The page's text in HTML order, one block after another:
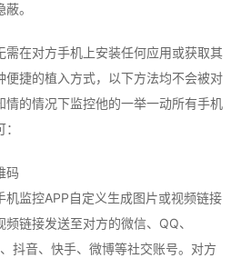
。
需在对方手机上安装任何应用或获取其
便捷的植入方式，以下方法均不会被对
情的情况下监控他的一举一动所有手机
码
监控APP自定义生成图片或视频链接
链接发送至对方的微信、QQ、
抖音、快手、微博等社交账号。对方